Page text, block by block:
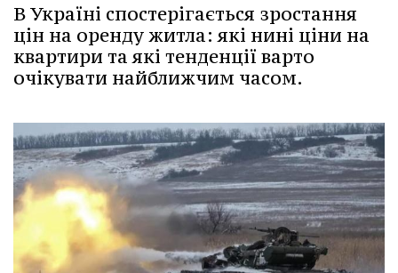
В Україні спостерігається зростання
цін на оренду житла: які нині ціни на
квартири та які тенденції варто
очікувати найближчим часом.